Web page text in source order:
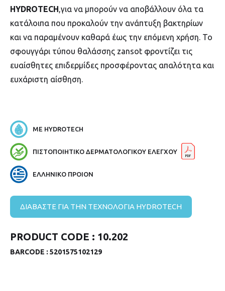
HYDROTECH,για να μπορούν να αποβάλλουν όλα τα
κατάλοιπα που προκαλούν την ανάπτυξη βακτηρίων
και να παραμένουν καθαρά έως την επόμενη χρήση. Το
σφουγγάρι τύπου θαλάσσης zansot φροντίζει τις
ευαίσθητες επιδερμίδες προσφέροντας απαλότητα και
ευχάριστη αίσθηση.
ΜΕ HYDROTECH
ΠΙΣΤΟΠΟΙΗΤΙΚΟ ΔΕΡΜΑΤΟΛΟΓΙΚΟΥ ΕΛΕΓΧΟΥ
ΕΛΛΗΝΙΚΟ ΠΡΟΙΟΝ
ΔΙΑΒΑΣΤΕ ΓΙΑ ΤΗΝ ΤΕΧΝΟΛΟΓΙΑ HYDROTECH
PRODUCT CODE : 10.202
BARCODE : 5201575102129